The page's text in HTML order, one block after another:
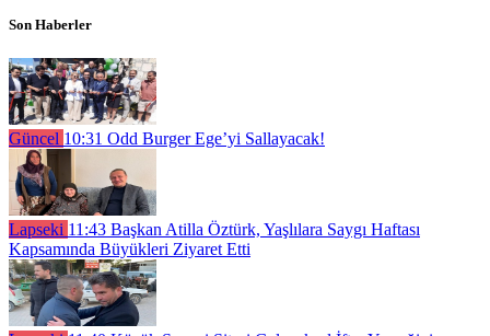
Son Haberler
Güncel 10:31 Odd Burger Ege’yi Sallayacak!
Lapseki 11:43 Başkan Atilla Öztürk, Yaşlılara Saygı Haftası
Kapsamında Büyükleri Ziyaret Etti